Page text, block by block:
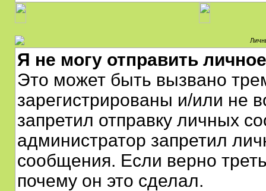
Я не могу отправить
Это может быть вызвано
зарегистрированы и/или не
запретил отправку личных
администратор запретил
сообщения. Если верно
почему он это сделал.